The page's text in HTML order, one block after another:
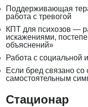
Поддерживающая
работа с тревогой
КПТ для психозов —
искажениями,
объяснений»
Работа с социальной
Если бред связано
самостоятельным
Стационар